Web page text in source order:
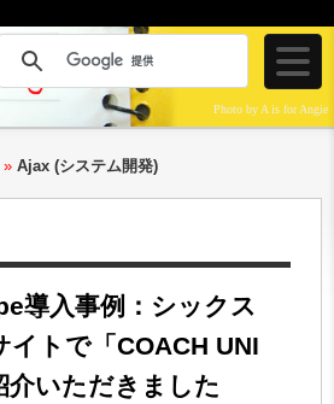
» Ajax (システム開発)
導入事例：シックス
イトで「COACH UNI
介いただきました
Photo by A is for Angie